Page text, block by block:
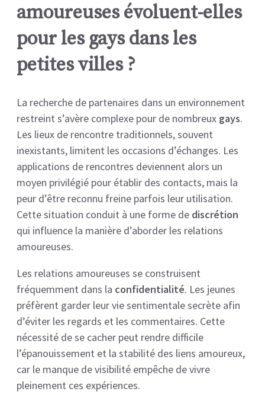
amoureuses évoluent-elles
pour les gays dans les
petites villes ?
La recherche de partenaires dans un environnement
restreint s’avère complexe pour de nombreux gays.
Les lieux de rencontre traditionnels, souvent
inexistants, limitent les occasions d’échanges. Les
applications de rencontres deviennent alors un
moyen privilégié pour établir des contacts, mais la
peur d’être reconnu freine parfois leur utilisation.
Cette situation conduit à une forme de discrétion
qui influence la manière d’aborder les relations
amoureuses.
Les relations amoureuses se construisent
fréquemment dans la confidentialité. Les jeunes
préfèrent garder leur vie sentimentale secrète afin
d’éviter les regards et les commentaires. Cette
nécessité de se cacher peut rendre difficile
l’épanouissement et la stabilité des liens amoureux,
car le manque de visibilité empêche de vivre
pleinement ces expériences.